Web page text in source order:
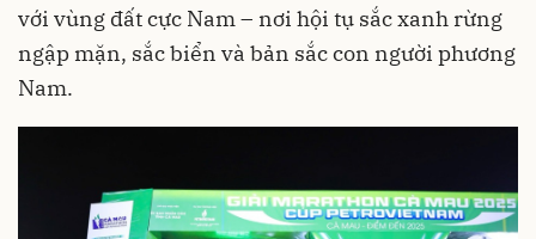
với vùng đất cực Nam – nơi hội tụ sắc xanh rừng
ngập mặn, sắc biển và bản sắc con người phương
Nam.